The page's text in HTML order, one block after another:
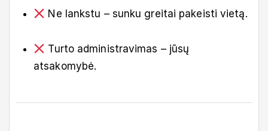
Ne lankstu – sunku greitai pakeisti vietą.
Turto administravimas – jūsų
atsakomybė.